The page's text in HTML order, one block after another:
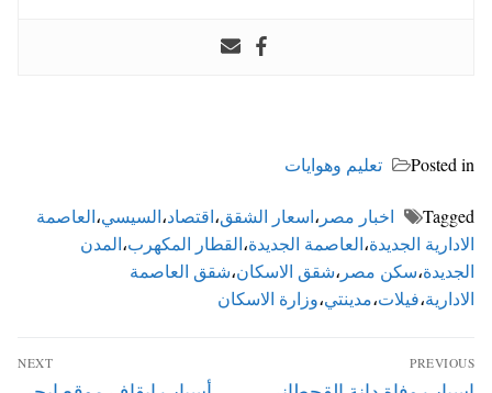
Posted in تعليم وهوايات
Tagged اخبار مصر ،اسعار الشقق،اقتصاد،السيسي،العاصمة
الادارية الجديدة،العاصمة الجديدة،القطار المكهرب،المدن
الجديدة،سكن مصر ،شقق الاسكان،شقق العاصمة
الادارية،فيلات،مدينتي،وزارة الاسكان
تصفّح
PREVIOUS
Previous
NEXT
Next